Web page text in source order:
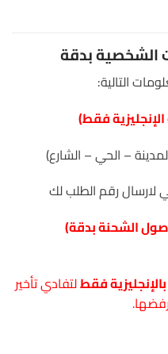
الشخصية بدقة
التالية:
الإنجليزية فقط)
– الحي – الشارع)
لارسال رقم الطلب لك
الشحنة بدقة)
بالإنجليزية فقطلتفادي تأخير